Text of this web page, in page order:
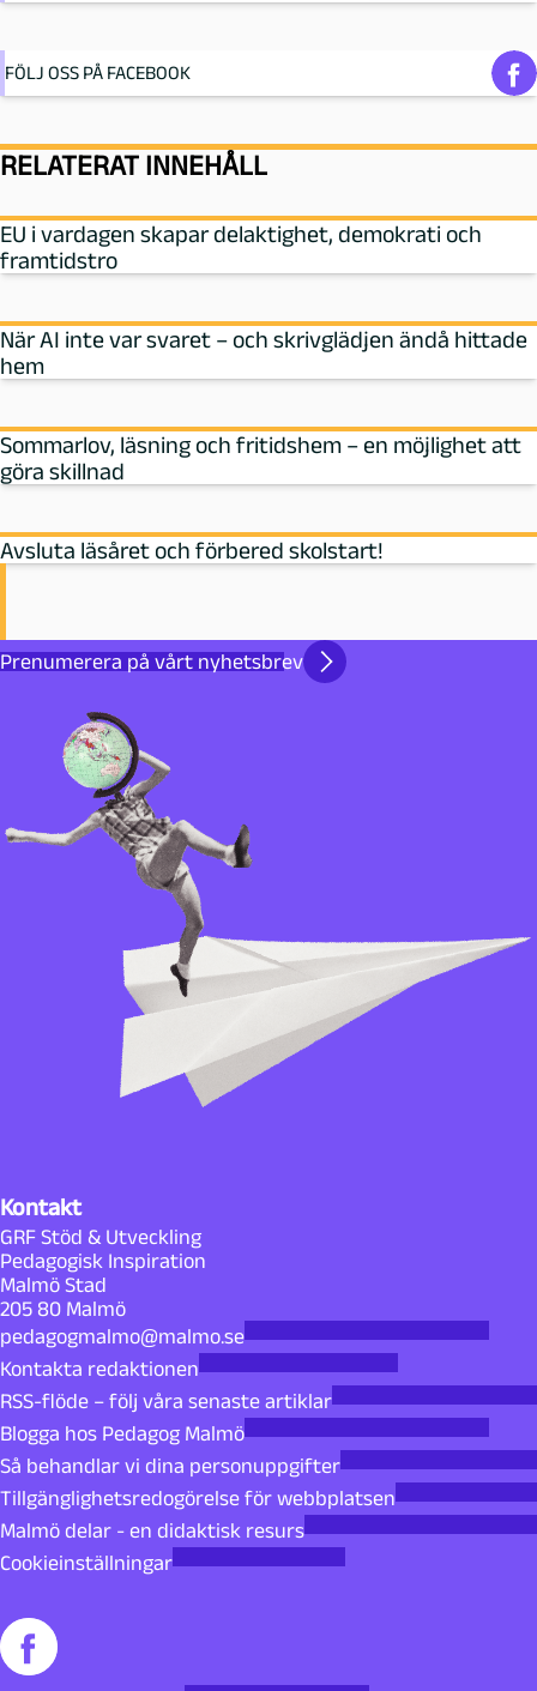
FÖLJ OSS PÅ FACEBOOK
RELATERAT INNEHÅLL
EU i vardagen skapar delaktighet, demokrati och
framtidstro
När AI inte var svaret – och skrivglädjen ändå hittade
hem
Sommarlov, läsning och fritidshem – en möjlighet att
göra skillnad
Avsluta läsåret och förbered skolstart!
Prenumerera på vårt nyhetsbrev
Kontakt
GRF Stöd & Utveckling
Pedagogisk Inspiration
Malmö Stad
205 80 Malmö
pedagogmalmo@malmo.se
Kontakta redaktionen
RSS-flöde – följ våra senaste artiklar
Blogga hos Pedagog Malmö
Så behandlar vi dina personuppgifter
Tillgänglighetsredogörelse för webbplatsen
Malmö delar - en didaktisk resurs
Cookieinställningar